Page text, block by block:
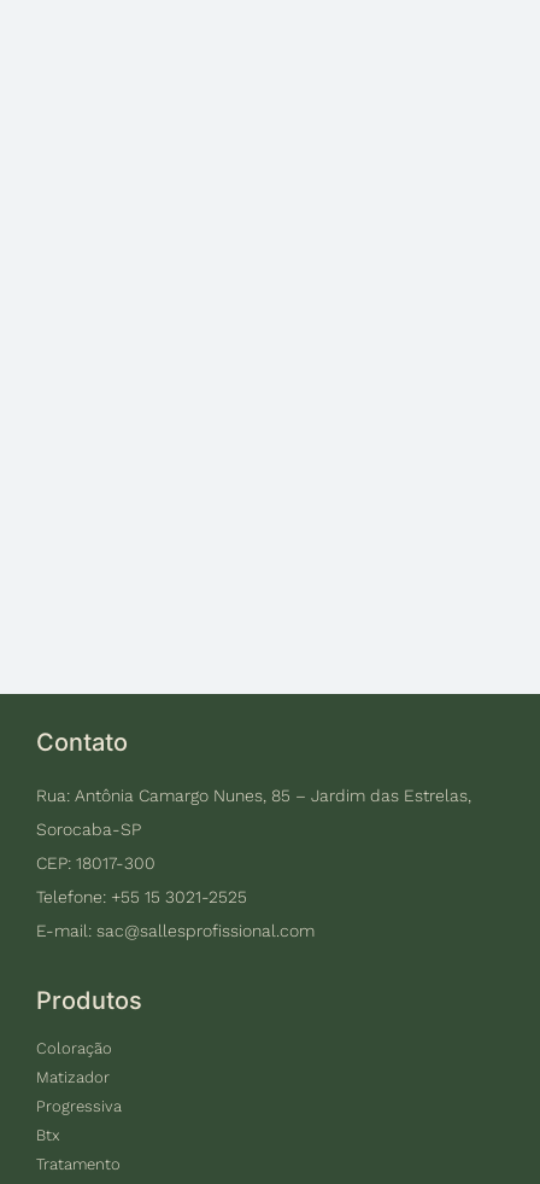
Contato
Rua: Antônia Camargo Nunes, 85 – Jardim das Estrelas,
Sorocaba-SP
CEP: 18017-300
Telefone: +55 15 3021-2525
E-mail: sac@sallesprofissional.com
Produtos
Coloração
Matizador
Progressiva
Btx
Tratamento